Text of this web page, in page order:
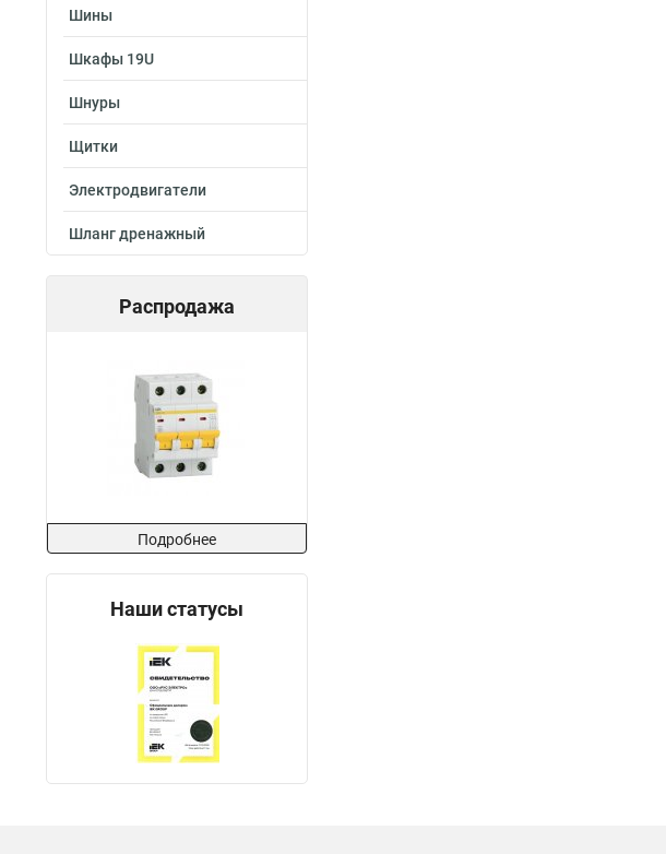
Шины
Шкафы 19U
Шнуры
Щитки
Электродвигатели
Шланг дренажный
Распродажа
Подробнее
Наши статусы